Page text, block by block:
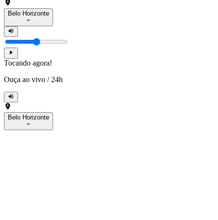
Belo Horizonte
Tocando agora!
Ouça ao vivo / 24h
Belo Horizonte